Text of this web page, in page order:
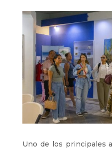
Uno de los principales